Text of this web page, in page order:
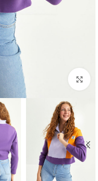
برای بزرگنمایی کلیک کنید